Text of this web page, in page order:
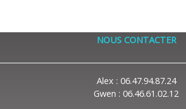
NOUS CONTACTER
Alex : 06.47.94.87.24
Gwen : 06.46.61.02.12